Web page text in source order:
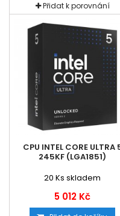
Přidat k porovnání
CPU INTEL CORE ULTRA
245KF (LGA1851)
20 Ks skladem
5 012 Kč